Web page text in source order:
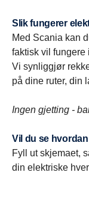
Slik fungerer
Med Scania kan
faktisk vil fungere
Vi synliggjør
på dine ruter, din
Ingen gjetting -
Vil du se
Fyll ut skjemaet,
din elektriske